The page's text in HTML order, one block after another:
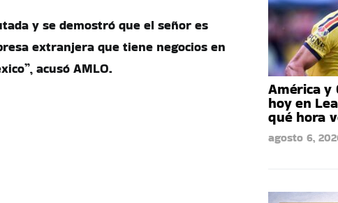
y se demostró que el señor es
extranjera que tiene negocios en
acusó AMLO.
América y
hoy en
qué hora
agosto 6,